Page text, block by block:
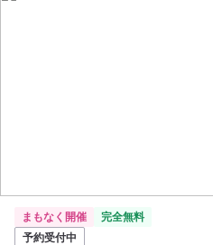
まもなく開催
完全無料
予約受付中